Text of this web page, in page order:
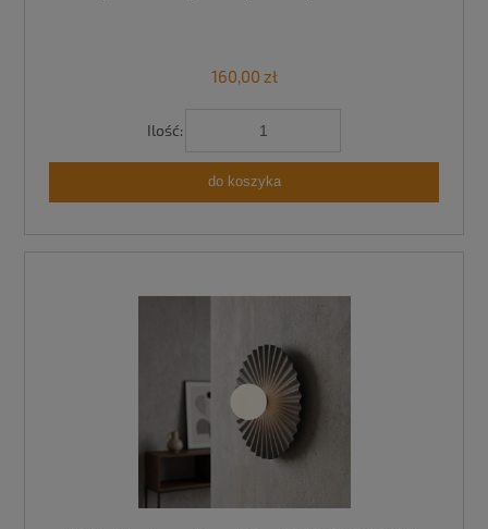
160,00 zł
Ilość:
do koszyka